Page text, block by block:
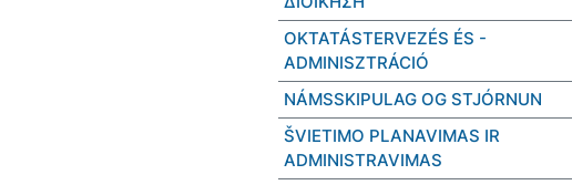
OKTATÁSTERVEZÉS ÉS -
ADMINISZTRÁCIÓ
NÁMSSKIPULAG OG STJÓRNUN
ŠVIETIMO PLANAVIMAS IR
ADMINISTRAVIMAS